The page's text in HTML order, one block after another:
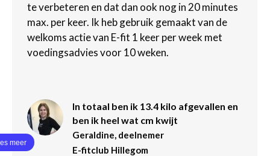
te verbeteren en dat dan ook nog in 20 minutes
max. per keer. Ik heb gebruik gemaakt van de
welkoms actie van E-fit 1 keer per week met
voedingsadvies voor 10 weken.
In totaal ben ik 13.4 kilo afgevallen en
ben ik heel wat cm kwijt
Geraldine, deelnemer
E-fitclub Hillegom